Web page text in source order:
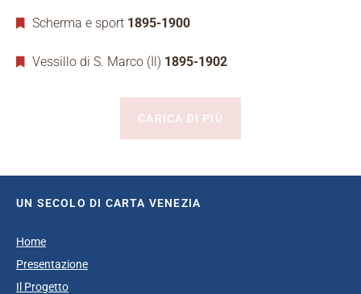
Scherma e sport 1895-1900
Vessillo di S. Marco (Il) 1895-1902
CARICA DI PIÙ
UN SECOLO DI CARTA VENEZIA
Home
Presentazione
Il Progetto